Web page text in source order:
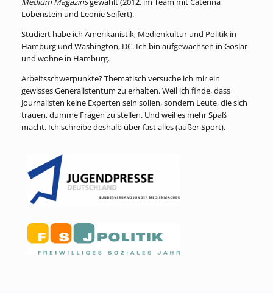
Lobenstein und Leonie Seifert).
Studiert habe ich Amerikanistik, Medienkultur und Politik in
Hamburg und Washington, DC. Ich bin aufgewachsen in Goslar
und wohne in Hamburg.
Arbeitsschwerpunkte? Thematisch versuche ich mir ein
gewisses Generalistentum zu erhalten. Weil ich finde, dass
Journalisten keine Experten sein sollen, sondern Leute, die sich
trauen, dumme Fragen zu stellen. Und weil es mehr Spaß
macht. Ich schreibe deshalb über fast alles (außer Sport).